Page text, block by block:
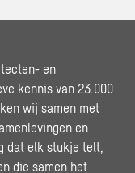
en
kennis van 23.000
wij samen met
en
dat elk stukje telt,
die samen het